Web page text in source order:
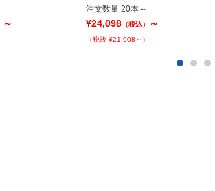
～
注文数量 20本～
¥24,098 （税込） ～
（税抜 ¥21,908～）